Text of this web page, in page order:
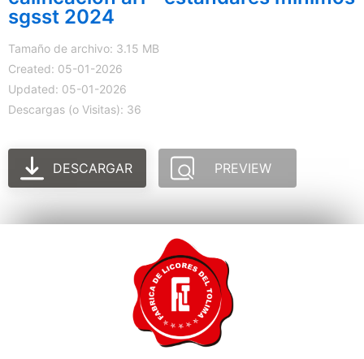
sgsst 2024
Tamaño de archivo: 3.15 MB
Created: 05-01-2026
Updated: 05-01-2026
Descargas (o Visitas): 36
DESCARGAR PREVIEW